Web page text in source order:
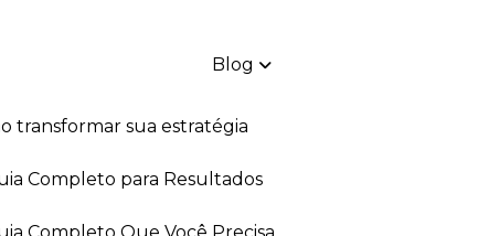
Blog
transformar sua estratégia
Completo para Resultados